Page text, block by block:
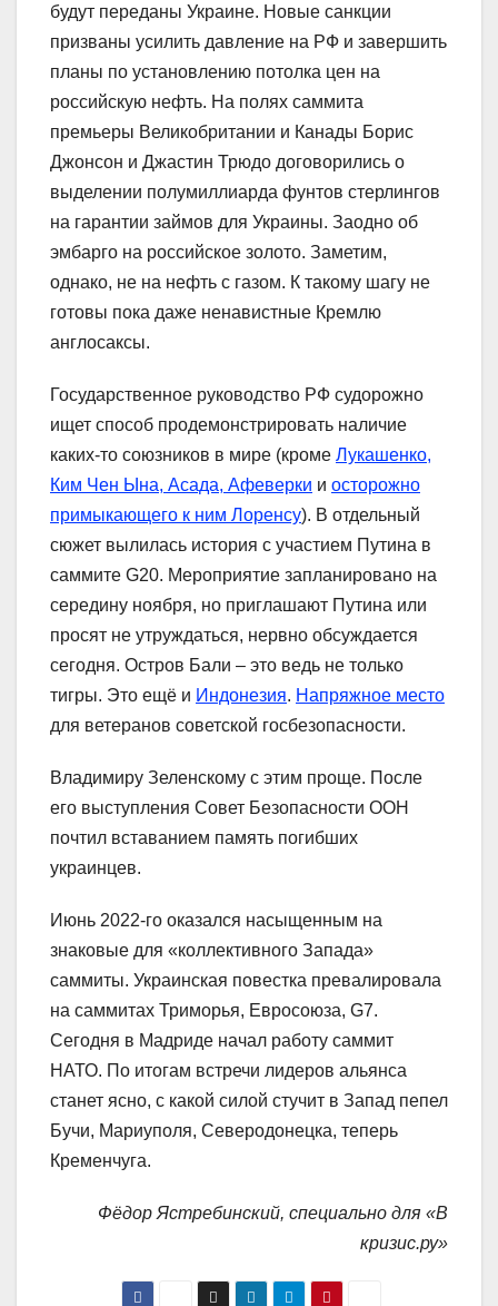
будут переданы Украине. Новые санкции
призваны усилить давление на РФ и завершить
планы по установлению потолка цен на
российскую нефть. На полях саммита
премьеры Великобритании и Канады Борис
Джонсон и Джастин Трюдо договорились о
выделении полумиллиарда фунтов стерлингов
на гарантии займов для Украины. Заодно об
эмбарго на российское золото. Заметим,
однако, не на нефть с газом. К такому шагу не
готовы пока даже ненавистные Кремлю
англосаксы.
Государственное руководство РФ судорожно
ищет способ продемонстрировать наличие
каких-то союзников в мире (кроме Лукашенко,
Ким Чен Ына, Асада, Афеверки и осторожно
примыкающего к ним Лоренсу). В отдельный
сюжет вылилась история с участием Путина в
саммите G20. Мероприятие запланировано на
середину ноября, но приглашают Путина или
просят не утруждаться, нервно обсуждается
сегодня. Остров Бали – это ведь не только
тигры. Это ещё и Индонезия. Напряжное место
для ветеранов советской госбезопасности.
Владимиру Зеленскому с этим проще. После
его выступления Совет Безопасности ООН
почтил вставанием память погибших
украинцев.
Июнь 2022-го оказался насыщенным на
знаковые для «коллективного Запада»
саммиты. Украинская повестка превалировала
на саммитах Триморья, Евросоюза, G7.
Сегодня в Мадриде начал работу саммит
НАТО. По итогам встречи лидеров альянса
станет ясно, с какой силой стучит в Запад пепел
Бучи, Мариуполя, Северодонецка, теперь
Кременчуга.
Фёдор Ястребинский, специально для «В
кризис.ру»